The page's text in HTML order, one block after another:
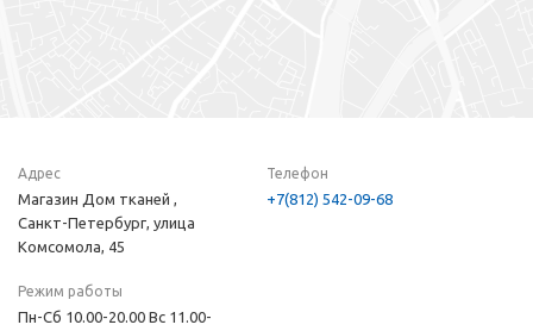
Адрес
Магазин Дом тканей ,
Санкт-Петербург, улица
Комсомола, 45
Телефон
+7(812) 542-09-68
Режим работы
Пн-Сб 10.00-20.00 Вс 11.00-